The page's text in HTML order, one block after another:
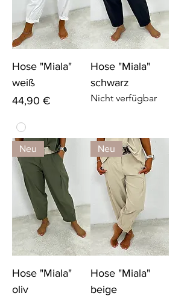
Hose "Miala"
weiß
Preis
44,90 €
Hose "Miala"
schwarz
Nicht verfügbar
Neu
Hose "Miala"
oliv
Neu
Hose "Miala"
beige